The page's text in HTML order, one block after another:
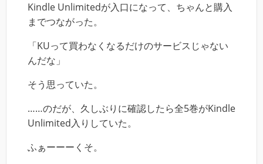
Kindle Unlimitedが入口になって、ちゃんと購入
までつながった。
「KUって買わなくなるだけのサービスじゃない
んだな」
そう思っていた。
……のだが、久しぶりに確認したら全5巻がKindle
Unlimited入りしていた。
ふぁーーーくそ。